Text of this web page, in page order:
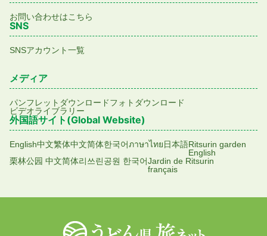
お問い合わせはこちら
SNS
SNSアカウント一覧
メディア
パンフレットダウンロードフォトダウンロード
ビデオライブラリー
外国語サイト(Global Website)
English中文繁体中文简体한국어ภาษาไทย日本語Ritsurin garden
English
栗林公园 中文简体리쓰린공원 한국어Jardin de Ritsurin
français